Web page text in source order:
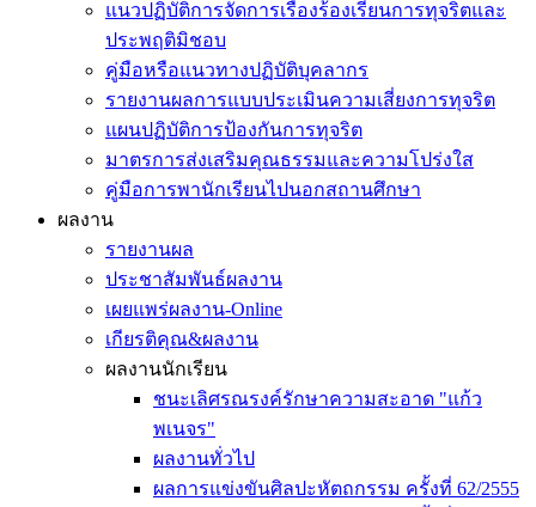
แนวปฏิบัติการจัดการเรื่องร้องเรียนการทุจริตและ
ประพฤติมิชอบ
คู่มือหรือแนวทางปฏิบัติบุคลากร
รายงานผลการแบบประเมินความเสี่ยงการทุจริต
แผนปฏิบัติการป้องกันการทุจริต
มาตรการส่งเสริมคุณธรรมและความโปร่งใส
คู่มือการพานักเรียนไปนอกสถานศึกษา
ผลงาน
รายงานผล
ประชาสัมพันธ์ผลงาน
เผยแพร่ผลงาน-Online
เกียรติคุณ&ผลงาน
ผลงานนักเรียน
ชนะเลิศรณรงค์รักษาความสะอาด "แก้ว
พเนจร"
ผลงานทั่วไป
ผลการแข่งขันศิลปะหัตถกรรม ครั้งที่ 62/2555